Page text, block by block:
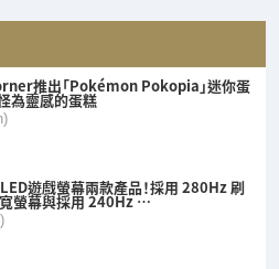
推出「Pokémon Pokopia」迷你蛋
為靈感的蛋糕
遊戲螢幕兩款產品！採用 280Hz 刷
螢幕與採用 240Hz …